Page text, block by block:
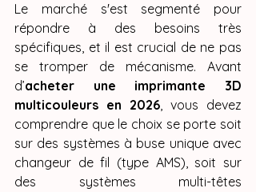
Le marché s'est segmenté pour
répondre à des besoins très
spécifiques, et il est crucial de ne pas
se tromper de mécanisme. Avant
d’acheter une imprimante 3D
multicouleurs en 2026, vous devez
comprendre que le choix se porte soit
sur des systèmes à buse unique avec
changeur de fil (type AMS), soit sur
des systèmes multi-têtes